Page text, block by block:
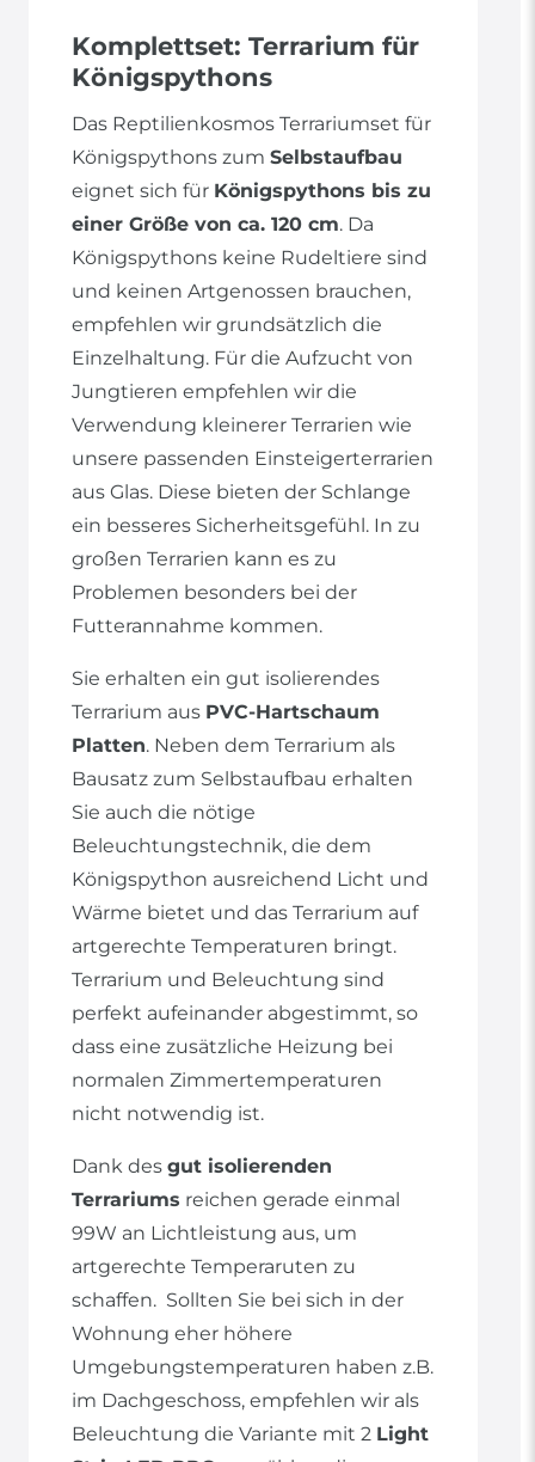
Komplettset: Terrarium für
Königspythons
Das Reptilienkosmos Terrariumset für
Königspythons zum Selbstaufbau
eignet sich für Königspythons bis zu
einer Größe von ca. 120 cm. Da
Königspythons keine Rudeltiere sind
und keinen Artgenossen brauchen,
empfehlen wir grundsätzlich die
Einzelhaltung. Für die Aufzucht von
Jungtieren empfehlen wir die
Verwendung kleinerer Terrarien wie
unsere passenden Einsteigerterrarien
aus Glas. Diese bieten der Schlange
ein besseres Sicherheitsgefühl. In zu
großen Terrarien kann es zu
Problemen besonders bei der
Futterannahme kommen.
Sie erhalten ein gut isolierendes
Terrarium aus PVC-Hartschaum
Platten. Neben dem Terrarium als
Bausatz zum Selbstaufbau erhalten
Sie auch die nötige
Beleuchtungstechnik, die dem
Königspython ausreichend Licht und
Wärme bietet und das Terrarium auf
artgerechte Temperaturen bringt.
Terrarium und Beleuchtung sind
perfekt aufeinander abgestimmt, so
dass eine zusätzliche Heizung bei
normalen Zimmertemperaturen
nicht notwendig ist.
Dank des gut isolierenden
Terrariums reichen gerade einmal
99W an Lichtleistung aus, um
artgerechte Temperaruten zu
schaffen. Sollten Sie bei sich in der
Wohnung eher höhere
Umgebungstemperaturen haben z.B.
im Dachgeschoss, empfehlen wir als
Beleuchtung die Variante mit 2 Light